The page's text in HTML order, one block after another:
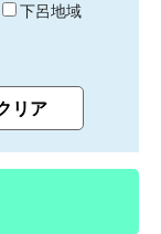
下呂地域